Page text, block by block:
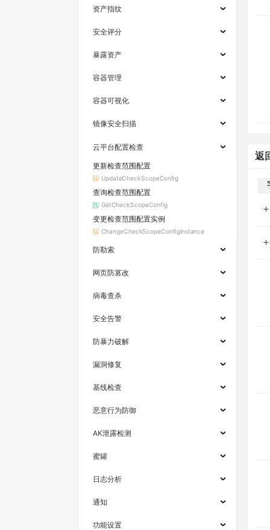
资产指纹
安全评分
暴露资产
容器管理
容器可视化
镜像安全扫描
云平台配置检查
更新检查范围配置
UpdateCheckScopeConfig
查询检查范围配置
GetCheckScopeConfig
变更检查范围配置实例
ChangeCheckScopeConfigInstance
防勒索
网页防篡改
病毒查杀
安全告警
防暴力破解
漏洞修复
基线检查
恶意行为防御
AK泄露检测
蜜罐
日志分析
通知
功能设置
返